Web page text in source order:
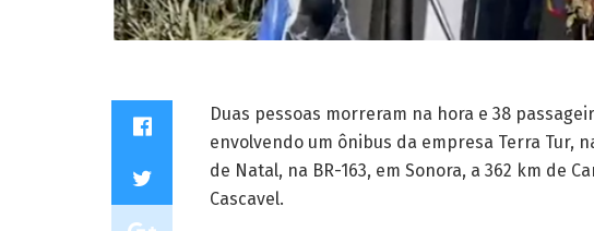
Duas pessoas morreram na hora e 38
envolvendo um ônibus da empresa Terra Tur,
de Natal, na BR-163, em Sonora, a 362 km de
Cascavel.